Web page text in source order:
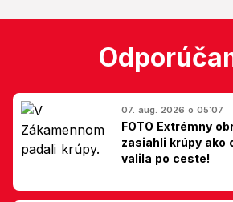
07. aug. 2026 o 05:07
FOTO Extrémny
zasiahli krúpy ako
valila po ceste!